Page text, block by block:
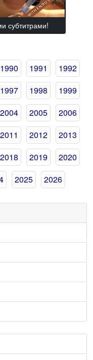
субтитрами!
1990 1991
1992
1997 1998
1999
2004 2005
2006
2011 2012
2013
2018 2019
2020
2025 2026